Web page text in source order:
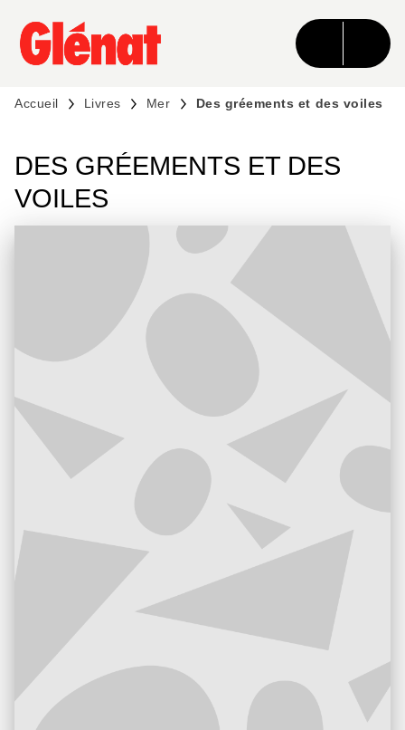
MENU RECHERCHE CONTENU
PIED DE PAGE
Accueil Livres Mer Des gréements et des voiles
DES GRÉEMENTS ET DES
VOILES